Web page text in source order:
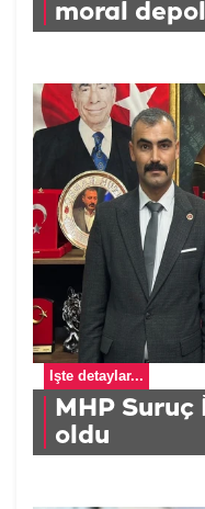
moral
İşte detaylar...
MHP Suruç
oldu